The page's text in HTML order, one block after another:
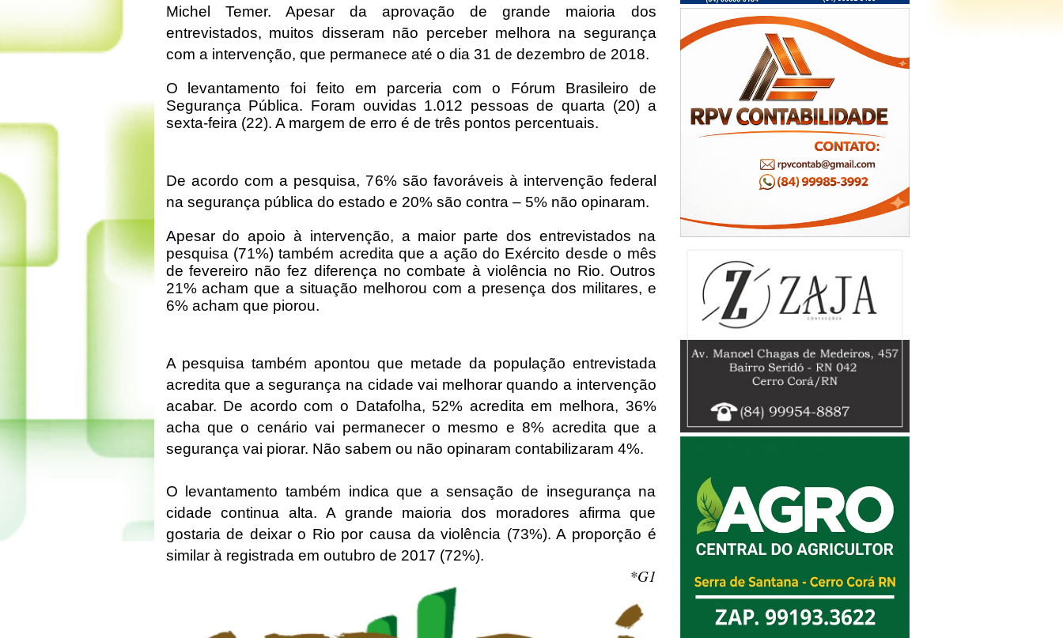
Michel Temer. Apesar da aprovação de grande maioria dos
entrevistados, muitos disseram não perceber melhora na segurança
com a intervenção, que permanece até o dia 31 de dezembro de 2018.
O levantamento foi feito em parceria com o Fórum Brasileiro de
Segurança Pública. Foram ouvidas 1.012 pessoas de quarta (20) a
sexta-feira (22). A margem de erro é de três pontos percentuais.
De acordo com a pesquisa, 76% são favoráveis à intervenção federal
na segurança pública do estado e 20% são contra – 5% não opinaram.
Apesar do apoio à intervenção, a maior parte dos entrevistados na
pesquisa (71%) também acredita que a ação do Exército desde o mês
de fevereiro não fez diferença no combate à violência no Rio. Outros
21% acham que a situação melhorou com a presença dos militares, e
6% acham que piorou.
A pesquisa também apontou que metade da população entrevistada
acredita que a segurança na cidade vai melhorar quando a intervenção
acabar. De acordo com o Datafolha, 52% acredita em melhora, 36%
acha que o cenário vai permanecer o mesmo e 8% acredita que a
segurança vai piorar. Não sabem ou não opinaram contabilizaram 4%.
O levantamento também indica que a sensação de insegurança na
cidade continua alta. A grande maioria dos moradores afirma que
gostaria de deixar o Rio por causa da violência (73%). A proporção é
similar à registrada em outubro de 2017 (72%).
*G1